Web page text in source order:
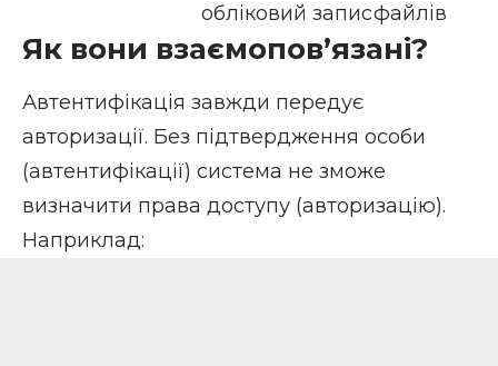
обліковий записфайлів
Як вони взаємопов’язані?
Автентифікація завжди передує
авторизації. Без підтвердження особи
(автентифікації) система не зможе
визначити права доступу (авторизацію).
Наприклад: